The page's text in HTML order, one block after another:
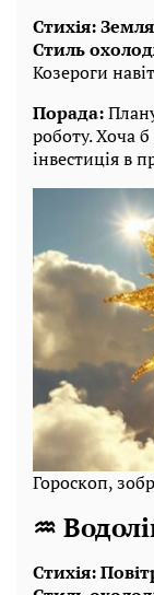
Стихія: Земля
Стиль
Козероги
Порада:
роботу. Хоча
інвестиція в
Гороскоп,
♒
Стихія: